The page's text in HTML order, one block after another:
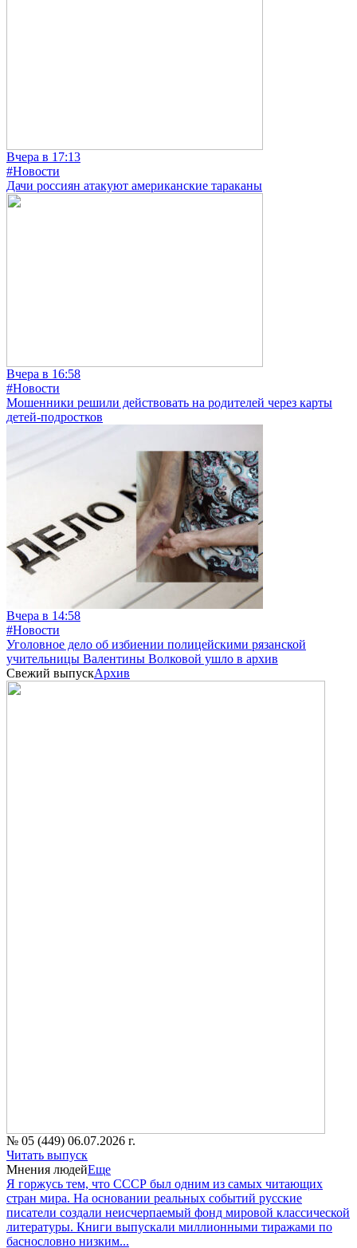
Вчера в 17:13
#Новости
Дачи россиян атакуют американские тараканы
Вчера в 16:58
#Новости
Мошенники решили действовать на родителей через карты
детей-подростков
Вчера в 14:58
#Новости
Уголовное дело об избиении полицейскими рязанской
учительницы Валентины Волковой ушло в архив
Свежий выпускАрхив
№ 05 (449) 06.07.2026 г.
Читать выпуск
Мнения людейЕще
Я горжусь тем, что СССР был одним из самых читающих
стран мира. На основании реальных событий русские
писатели создали неисчерпаемый фонд мировой классической
литературы. Книги выпускали миллионными тиражами по
баснословно низким...